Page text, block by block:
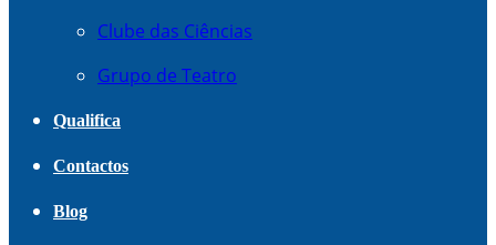
Clube das Ciências
Grupo de Teatro
Qualifica
Contactos
Blog